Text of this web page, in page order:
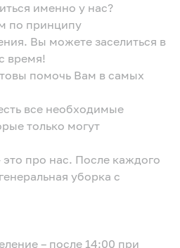
именно у нас?
по принципу
Вы можете заселиться в
время!
помочь Вам в самых
все необходимые
только могут
про нас. После каждого
уборка с
– после 14:00 при